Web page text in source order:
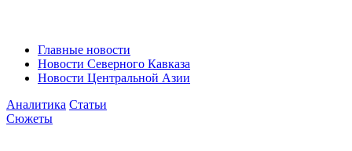
Главные новости
Новости Северного Кавказа
Новости Центральной Азии
Аналитика Статьи
Сюжеты